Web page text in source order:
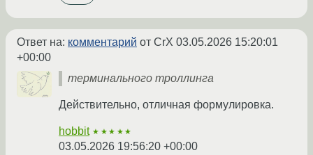
Ответ на: комментарий от CrX 03.05.2026 15:20:01
+00:00
терминального троллинга
Действительно, отличная формулировка.
hobbit ★★★★★
03.05.2026 19:56:20 +00:00